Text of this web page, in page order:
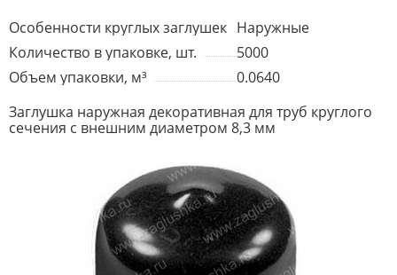
Особенности круглых заглушек Наружные
Количество в упаковке, шт.
5000
Объем упаковки, м³
0.0640
Заглушка наружная декоративная для труб круглого
сечения с внешним диаметром 8,3 мм